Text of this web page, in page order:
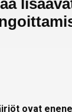
ovat